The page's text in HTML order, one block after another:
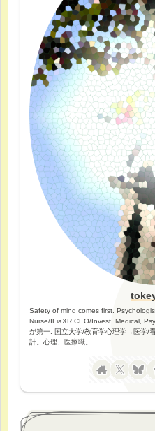
Safety of mind comes first.
Nurse/ILiaXR CEO/Invest. Medical,
が第一. 国立大学/教育学心理学→医学/
計。心理、医療職。